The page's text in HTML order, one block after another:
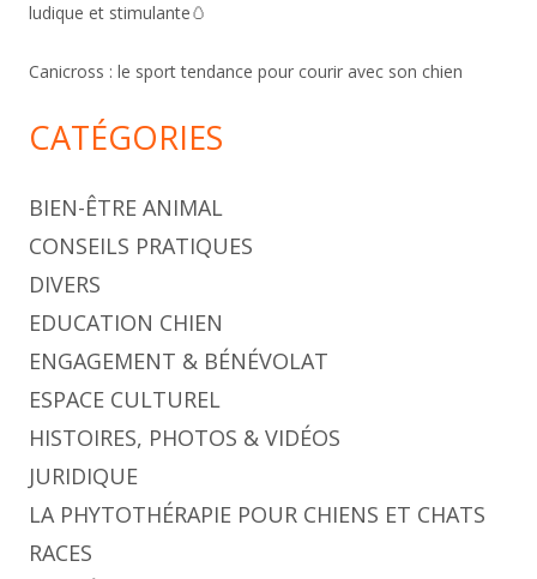
ludique et stimulante🥚
Canicross : le sport tendance pour courir avec son chien
CATÉGORIES
BIEN-ÊTRE ANIMAL
CONSEILS PRATIQUES
DIVERS
EDUCATION CHIEN
ENGAGEMENT & BÉNÉVOLAT
ESPACE CULTUREL
HISTOIRES, PHOTOS & VIDÉOS
JURIDIQUE
LA PHYTOTHÉRAPIE POUR CHIENS ET CHATS
RACES